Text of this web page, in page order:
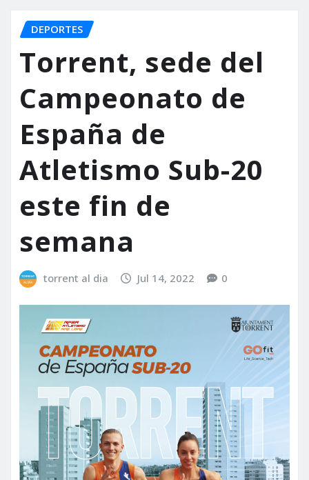
DEPORTES
Torrent, sede del
Campeonato de
España de
Atletismo Sub-20
este fin de
semana
torrent al dia Jul 14, 2022 0